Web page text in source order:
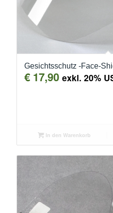
Gesichtsschutz -Face-
€17,90 exkl. 20%
In den Warenkorb